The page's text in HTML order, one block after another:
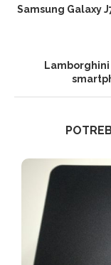
Samsung Galaxy